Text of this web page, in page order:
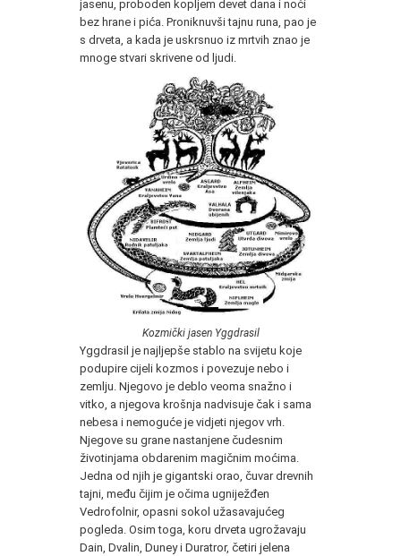
jasenu, proboden kopljem devet dana i noći
bez hrane i pića. Proniknuvši tajnu runa, pao je
s drveta, a kada je uskrsnuo iz mrtvih znao je
mnoge stvari skrivene od ljudi.
Kozmički jasen Yggdrasil
Yggdrasil je najljepše stablo na svijetu koje
podupire cijeli kozmos i povezuje nebo i
zemlju. Njegovo je deblo veoma snažno i
vitko, a njegova krošnja nadvisuje čak i sama
nebesa i nemoguće je vidjeti njegov vrh.
Njegove su grane nastanjene čudesnim
životinjama obdarenim magičnim moćima.
Jedna od njih je gigantski orao, čuvar drevnih
tajni, među čijim je očima ugniježđen
Vedrofolnir, opasni sokol užasavajućeg
pogleda. Osim toga, koru drveta ugrožavaju
Dain, Dvalin, Duney i Duratror, četiri jelena